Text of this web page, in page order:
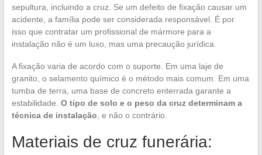
sepultura, incluindo a cruz. Se um defeito de fixação causar um
acidente, a família pode ser considerada responsável. É por
isso que contratar um profissional de mármore para a
instalação não é um luxo, mas uma precaução jurídica.
A fixação varia de acordo com o suporte. Em uma laje de
granito, o selamento químico é o método mais comum. Em uma
tumba de terra, uma base de concreto enterrada garante a
estabilidade. O tipo de solo e o peso da cruz determinam a
técnica de instalação , e não o contrário.
Materiais de cruz funerária: